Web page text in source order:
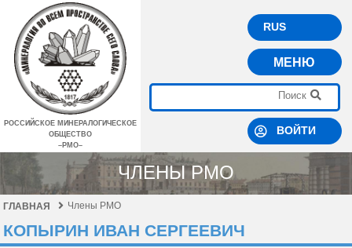
РОССИЙСКОЕ МИНЕРАЛОГИЧЕСКОЕ
ОБЩЕСТВО
–РМО–
RUS
МЕНЮ
ВОЙТИ
ЧЛЕНЫ РМО
ГЛАВНАЯ Члены РМО
КОПЫРИН ИВАН СЕРГЕЕВИЧ